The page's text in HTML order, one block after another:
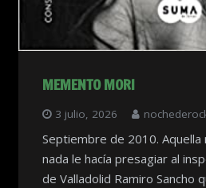
MEMENTO MORI
3 julio, 2026
Septiembre de 2010. Aquella
nada le hacía presagiar al
de Valladolid Ramiro San­cho